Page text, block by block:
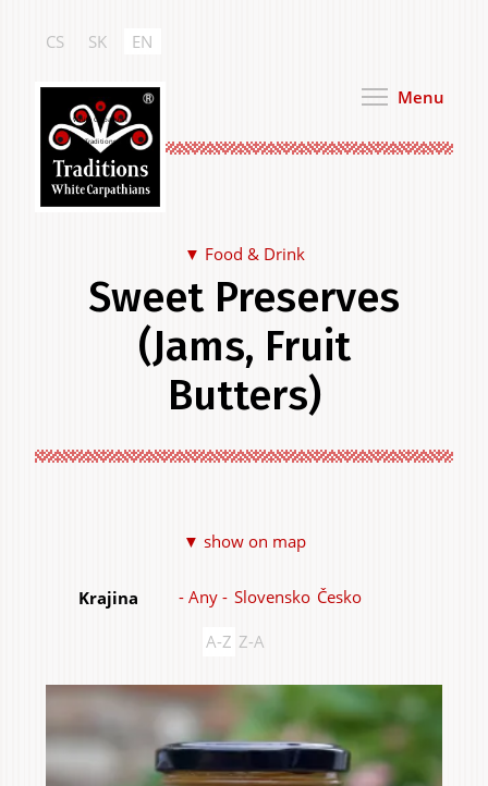
content
White Carpathian
Traditions
Menu
CS SK EN
Food & Drink
Food & Drink
Garden & Orchard
Sweet Preserves
(Jams, Fruit
Butters)
▼ show on map
Krajina - Any - Slovensko Česko
A-Z Z-A